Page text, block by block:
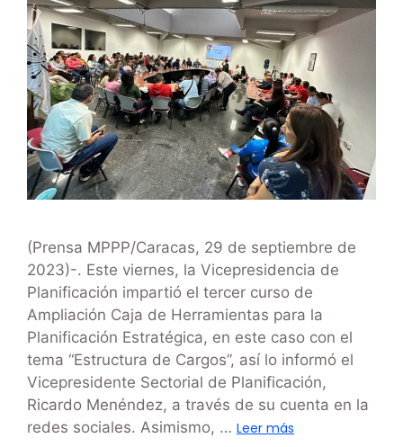
(Prensa MPPP/Caracas, 29 de septiembre de
2023)-. Este viernes, la Vicepresidencia de
Planificación impartió el tercer curso de
Ampliación Caja de Herramientas para la
Planificación Estratégica, en este caso con el
tema “Estructura de Cargos”, así lo informó el
Vicepresidente Sectorial de Planificación,
Ricardo Menéndez, a través de su cuenta en la
redes sociales. Asimismo, … Leer más